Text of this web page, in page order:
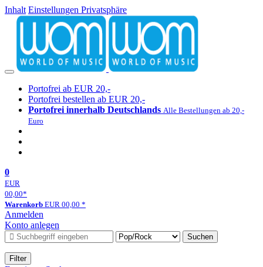
Inhalt Einstellungen Privatsphäre
Portofrei ab EUR 20,-
Portofrei bestellen ab EUR 20,-
Portofrei innerhalb Deutschlands Alle Bestellungen ab 20,-
Euro
0
EUR
00,00*
Warenkorb EUR 00,00 *
Anmelden
Konto anlegen
Suchen
Filter